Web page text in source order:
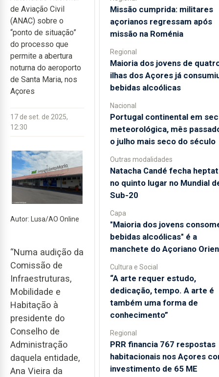
de Aviação Civil
(ANAC) sobre o
“ponto de situação”
do processo que
permite a abertura
noturna do aeroporto
de Santa Maria, nos
Açores
17 de set. de 2025,
12:30
Autor: Lusa/AO Online
“Numa audição da
Comissão de
Infraestruturas,
Mobilidade e
Habitação à
presidente do
Conselho de
Administração
daquela entidade,
Ana Vieira da
Missão cumprida: militares
açorianos regressam após
missão na Roménia
Regional
Maioria dos jovens de
ilhas dos Açores já
bebidas alcoólicas
Nacional
Portugal continental em
meteorológica, mês
o julho mais seco do século
Outras modalidades
Natacha Candé fecha
no quinto lugar no Mundial
Sub-20
Capa
"Maioria dos jovens
bebidas alcoólicas" é a
manchete do Açoriano
Cultura e Social
“A arte requer estudo,
dedicação, tempo. A arte é
também uma forma de
conhecimento”
Regional
PRR financia 767 respostas
habitacionais nos Açores
investimento de 65 ME